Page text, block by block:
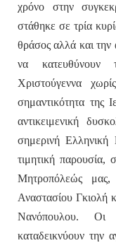
χρόνο στην
στάθηκε σε τρία
θράσος αλλά και την
να κατευθύνουν
Χριστούγεννα
σημαντικότητα της
αντικειμενική
σημερινή
τιμητική παρουσία,
Μητροπόλεώς μας,
Αναστασίου Γκιολή
Νανόπουλου. Οι
καταδεικνύουν την